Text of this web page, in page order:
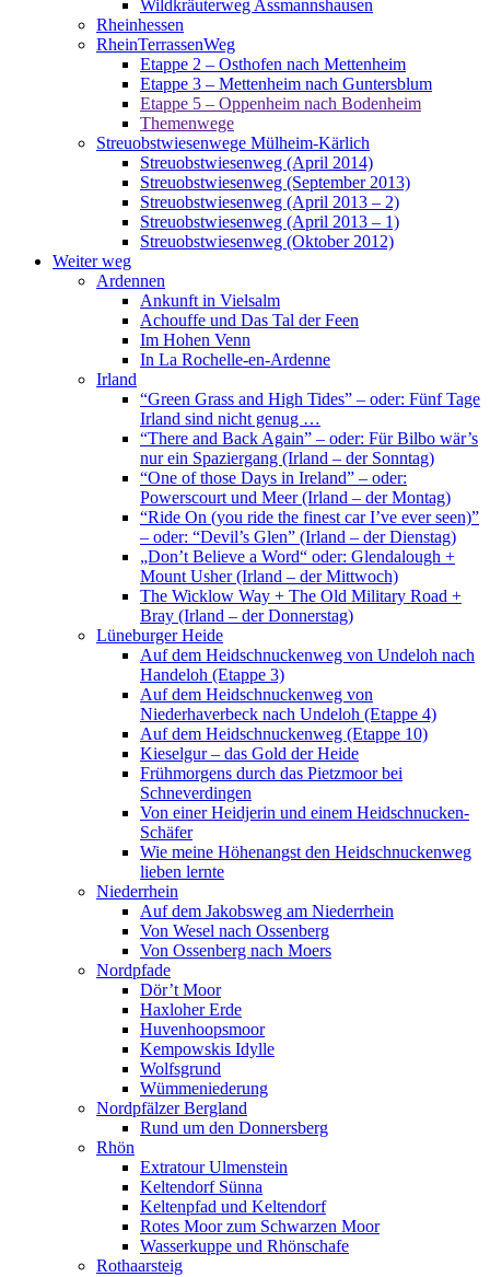
Wildkräuterweg Assmannshausen
Rheinhessen
RheinTerrassenWeg
Etappe 2 – Osthofen nach Mettenheim
Etappe 3 – Mettenheim nach Guntersblum
Etappe 5 – Oppenheim nach Bodenheim
Themenwege
Streuobstwiesenwege Mülheim-Kärlich
Streuobstwiesenweg (April 2014)
Streuobstwiesenweg (September 2013)
Streuobstwiesenweg (April 2013 – 2)
Streuobstwiesenweg (April 2013 – 1)
Streuobstwiesenweg (Oktober 2012)
Weiter weg
Ardennen
Ankunft in Vielsalm
Achouffe und Das Tal der Feen
Im Hohen Venn
In La Rochelle-en-Ardenne
Irland
“Green Grass and High Tides” – oder: Fünf Tage
Irland sind nicht genug …
“There and Back Again” – oder: Für Bilbo wär’s
nur ein Spaziergang (Irland – der Sonntag)
“One of those Days in Ireland” – oder:
Powerscourt und Meer (Irland – der Montag)
“Ride On (you ride the finest car I’ve ever seen)”
– oder: “Devil’s Glen” (Irland – der Dienstag)
„Don’t Believe a Word“ oder: Glendalough +
Mount Usher (Irland – der Mittwoch)
The Wicklow Way + The Old Military Road +
Bray (Irland – der Donnerstag)
Lüneburger Heide
Auf dem Heidschnuckenweg von Undeloh nach
Handeloh (Etappe 3)
Auf dem Heidschnuckenweg von
Niederhaverbeck nach Undeloh (Etappe 4)
Auf dem Heidschnuckenweg (Etappe 10)
Kieselgur – das Gold der Heide
Frühmorgens durch das Pietzmoor bei
Schneverdingen
Von einer Heidjerin und einem Heidschnucken-
Schäfer
Wie meine Höhenangst den Heidschnuckenweg
lieben lernte
Niederrhein
Auf dem Jakobsweg am Niederrhein
Von Wesel nach Ossenberg
Von Ossenberg nach Moers
Nordpfade
Dör’t Moor
Haxloher Erde
Huvenhoopsmoor
Kempowskis Idylle
Wolfsgrund
Wümmeniederung
Nordpfälzer Bergland
Rund um den Donnersberg
Rhön
Extratour Ulmenstein
Keltendorf Sünna
Keltenpfad und Keltendorf
Rotes Moor zum Schwarzen Moor
Wasserkuppe und Rhönschafe
Rothaarsteig